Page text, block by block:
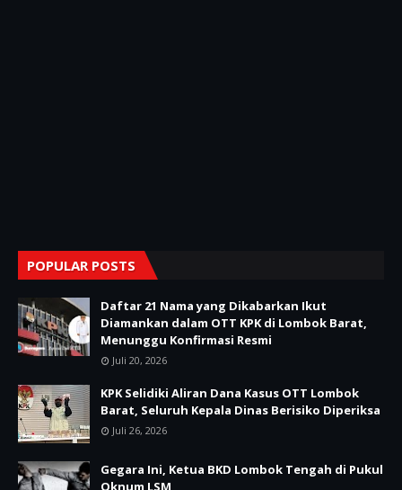
POPULAR POSTS
Daftar 21 Nama yang Dikabarkan Ikut
Diamankan dalam OTT KPK di Lombok Barat,
Menunggu Konfirmasi Resmi
Juli 20, 2026
KPK Selidiki Aliran Dana Kasus OTT Lombok
Barat, Seluruh Kepala Dinas Berisiko Diperiksa
Juli 26, 2026
Gegara Ini, Ketua BKD Lombok Tengah di Pukul